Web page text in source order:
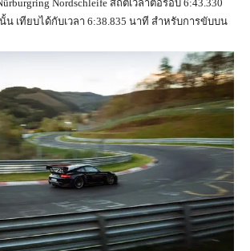
Nordschleife สถิติเวลาต่อรอบ 6:43.330
เทียบได้กับเวลา 6:38.835 นาที สำหรับการขับบน